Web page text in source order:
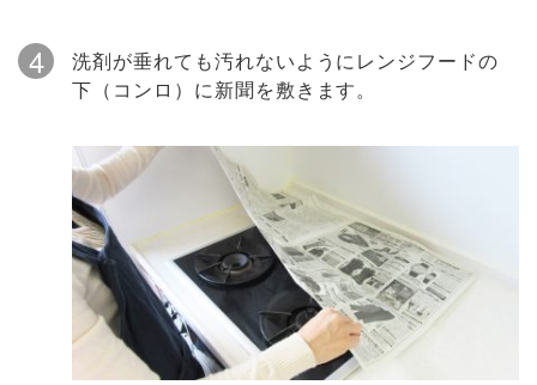
4
洗剤が垂れても汚れないようにレンジフードの
下（コンロ）に新聞を敷きます。